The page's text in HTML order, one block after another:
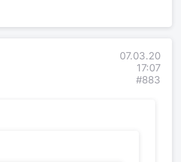
07.03.20
17:07
#883